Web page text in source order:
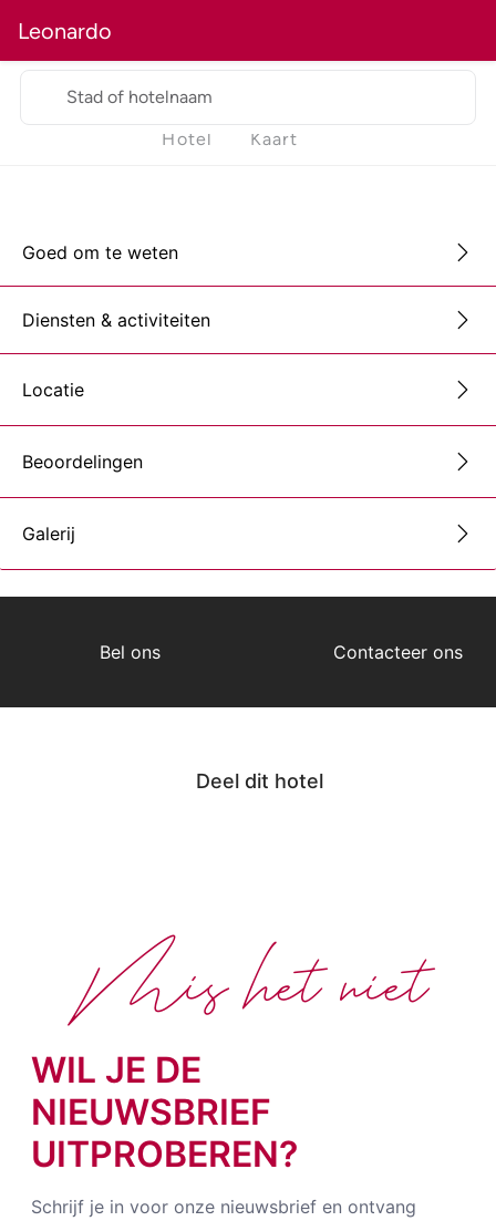
Leonardo
Stad of hotelnaam
Hotel Kaart
Goed om te weten
Diensten & activiteiten
Locatie
Beoordelingen
Galerij
Bel ons Contacteer ons
Deel dit hotel
WIL JE DE
NIEUWSBRIEF
UITPROBEREN?
Schrijf je in voor onze nieuwsbrief en ontvang
Mis het niet